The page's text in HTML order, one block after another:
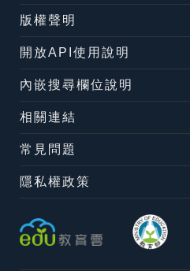
版權聲明
開放API使用說明
內嵌搜尋欄位說明
相關連結
常見問題
隱私權政策